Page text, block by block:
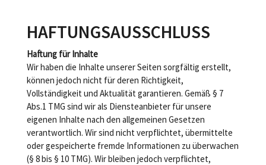
HAFTUNGSAUSSCHLUSS
Haftung für Inhalte
Wir haben die Inhalte unserer Seiten sorgfältig erstellt,
können jedoch nicht für deren Richtigkeit,
Vollständigkeit und Aktualität garantieren. Gemäß § 7
Abs.1 TMG sind wir als Diensteanbieter für unsere
eigenen Inhalte nach den allgemeinen Gesetzen
verantwortlich. Wir sind nicht verpflichtet, übermittelte
oder gespeicherte fremde Informationen zu überwachen
(§ 8 bis § 10 TMG). Wir bleiben jedoch verpflichtet,